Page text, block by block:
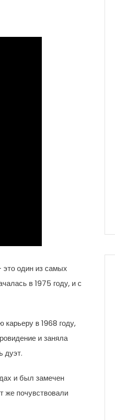
один из самых
в 1975 году, и с
в 1968 году,
и заняла
дуэт.
и был замечен
же почувствовали